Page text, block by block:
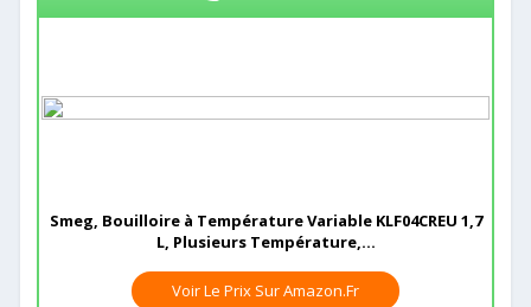
Smeg, Bouilloire à Température Variable KLF04CREU 1,7
L, Plusieurs Température,...
Voir Le Prix Sur Amazon.fr